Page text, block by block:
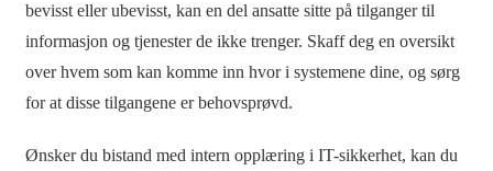
bevisst eller ubevisst, kan en del ansatte sitte på tilganger til
informasjon og tjenester de ikke trenger. Skaff deg en oversikt
over hvem som kan komme inn hvor i systemene dine, og sørg
for at disse tilgangene er behovsprøvd.
Ønsker du bistand med intern opplæring i IT-sikkerhet, kan du